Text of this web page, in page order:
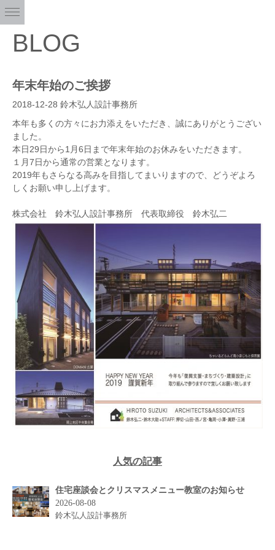
BLOG
年末年始のご挨拶
2018-12-28 鈴木弘人設計事務所
本年も多くの方々にお力添えをいただき、誠にありがとうござい
ました。
本日29日から1月6日まで年末年始のお休みをいただきます。
１月7日から通常の営業となります。
2019年もさらなる高みを目指してまいりますので、どうぞよろ
しくお願い申し上げます。
株式会社 鈴木弘人設計事務所 代表取締役 鈴木弘二
人気の記事
住宅座談会とクリスマスメニュー教室のお知らせ
2026-08-08
鈴木弘人設計事務所